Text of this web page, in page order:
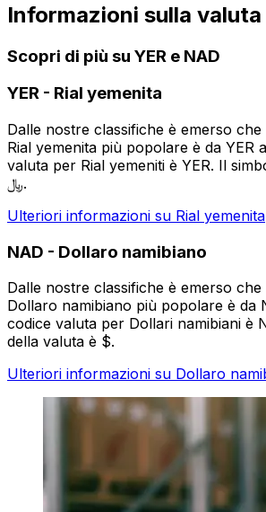
Informazioni sulla valuta
Scopri di più su YER e NAD
YER - Rial yemenita
Dalle nostre classifiche è emerso che
Rial yemenita più popolare è da YER
valuta per Rial yemeniti è YER. Il
﷼.
Ulteriori informazioni su Rial yemenita
NAD - Dollaro namibiano
Dalle nostre classifiche è emerso che
Dollaro namibiano più popolare è da
codice valuta per Dollari namibiani è
della valuta è $.
Ulteriori informazioni su Dollaro